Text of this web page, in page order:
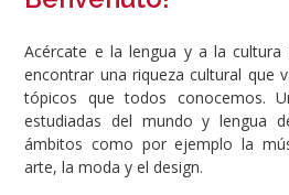
Acércate e la lengua y a la
encontrar una riqueza cultural que
tópicos que todos conocemos.
estudiadas del mundo y lengua
ámbitos como por ejemplo la
arte, la moda y el design.